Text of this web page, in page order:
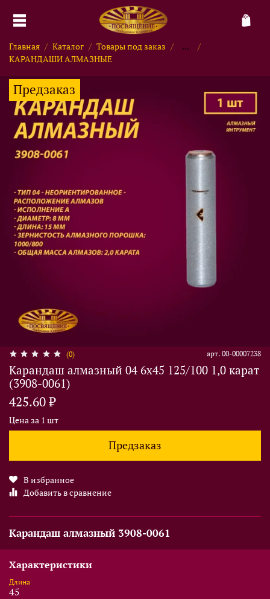
Главная Каталог Товары под заказ
...
КАРАНДАШИ АЛМАЗНЫЕ
Предзаказ
(0) арт. 00-00007238
Карандаш алмазный 04 6x45 125/100 1,0 карат
(3908-0061)
425.60 ₽
Цена за 1 шт
Предзаказ
В избранное
Добавить в сравнение
Карандаш алмазный 3908-0061
Характеристики
Длина
45